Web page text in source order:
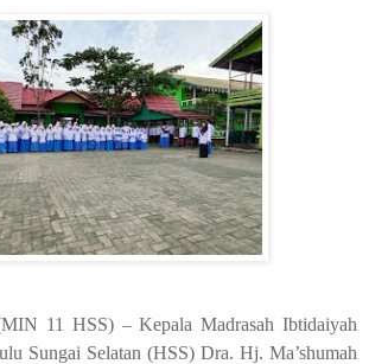
11 HSS) – Kepala Madrasah Ibtidaiyah
Sungai Selatan (HSS) Dra. Hj. Ma’shumah